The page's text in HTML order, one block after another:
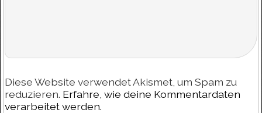
Diese Website verwendet Akismet, um Spam zu
reduzieren. Erfahre, wie deine Kommentardaten
verarbeitet werden.